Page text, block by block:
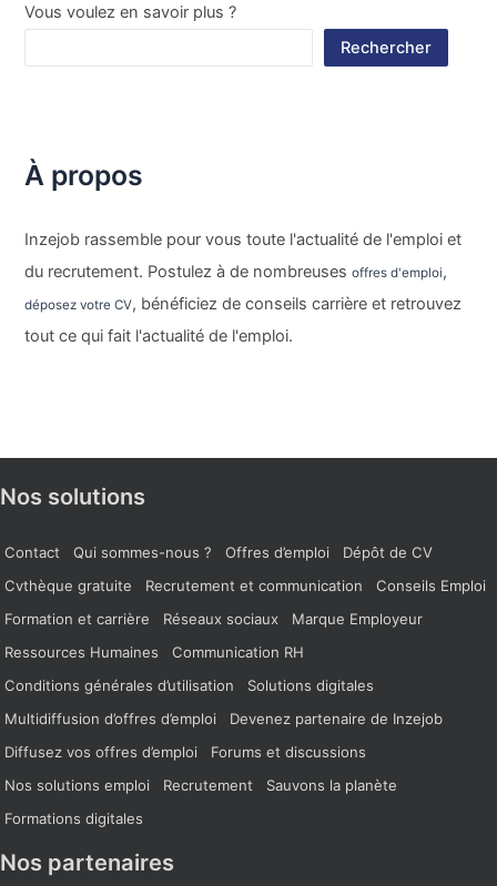
Vous voulez en savoir plus ?
Rechercher
À propos
Inzejob rassemble pour vous toute l'actualité de l'emploi et
du recrutement. Postulez à de nombreusesoffres d'emploi,
déposez votre CV, bénéficiez de conseils carrière et retrouvez
tout ce qui fait l'actualité de l'emploi.
Nos solutions
Contact Qui sommes-nous ? Offres d’emploi
Dépôt de CV
Cvthèque gratuite
Recrutement et communication
Conseils Emploi
Formation et carrière
Réseaux sociaux
Marque Employeur
Ressources Humaines
Communication RH
Conditions générales d’utilisation
Solutions digitales
Multidiffusion d’offres d’emploi
Devenez partenaire de Inzejob
Diffusez vos offres d’emploi
Forums et discussions
Nos solutions emploi
Recrutement
Sauvons la planète
Formations digitales
Nos partenaires